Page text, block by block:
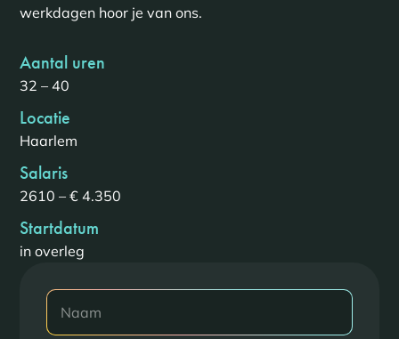
werkdagen hoor je van ons.
Aantal uren
32 – 40
Locatie
Haarlem
Salaris
2610 – € 4.350
Startdatum
in overleg